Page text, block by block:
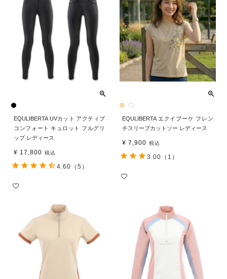
EQULIBERTA UVカット アクティブ
コンフォート キュロット フルグリ
ップ レディース
¥ 17,800 税込
4.60 （5）
EQULIBERTA エクイブーケ フレン
チスリーブカットソー レディース
¥ 7,900 税込
3.00 （1）